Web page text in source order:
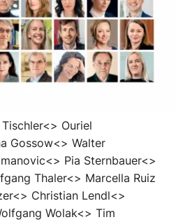
Ouriel
Gossow<> Walter
Pia Sternbauer<>
Thaler<> Marcella Ruiz
Christian Lendl<>
Wolak<> Tim